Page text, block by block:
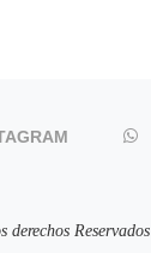
Reservados